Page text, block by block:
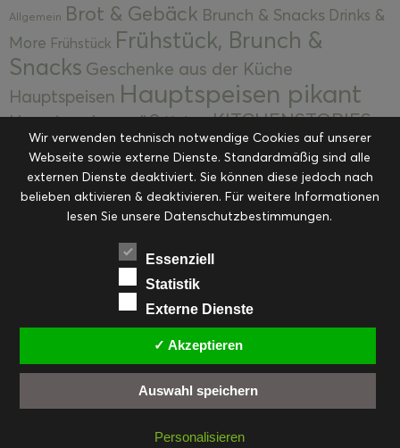
Allgemein Brot & Gebäck Brunch & Snacks Drinks &
More Frühstück Frühstück, Brunch &
Snacks Geschenke aus der Küche
Hauptspeisen Hauptspeisen pikant
Hauptspeisen süßKekseKITCHENSTORIES
Kuchen, Torten & Desserts Kuchen und
Desserts Kulinarik Kulinarische Mitbringsel &
Eingemachtes Ohne Kategorie Ostern Resteküche
RezepteSaisonalSliderStartseite
Suppen, Salate & Vorspeisen
Vorspeisen, Salate & Suppen
Weihnachten Workshops & Events
FACEBOOK PINTEREST
EMAIL
INSTAGRAM
Wir verwenden technisch notwendige Cookies auf unserer
Webseite sowie externe Dienste. Standardmäßig sind alle
externen Dienste deaktiviert. Sie können diese jedoch nach
belieben aktivieren & deaktivieren. Für weitere Informationen
lesen Sie unsere Datenschutzbestimmungen.
Essenziell
Statistik
Externe Dienste
✓ Akzeptieren
Auswahl speichern
Personalisieren